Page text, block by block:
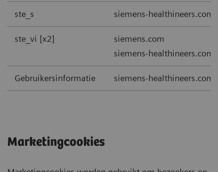
ste_s siemens-healthineers.com
ste_vi [x2]
siemens.com
siemens-healthineers.com
Gebruikersinformatie siemens-healthineers.com
Marketingcookies